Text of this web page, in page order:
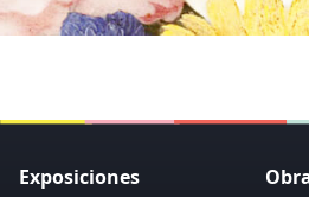
Exposiciones